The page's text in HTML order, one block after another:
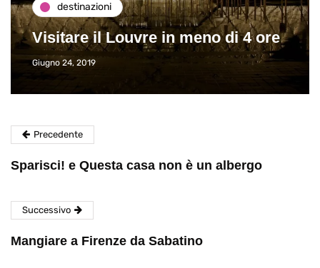
destinazioni
Visitare il Louvre in meno di 4 ore
Giugno 24, 2019
Precedente
Sparisci! e Questa casa non è un albergo
Successivo
Mangiare a Firenze da Sabatino